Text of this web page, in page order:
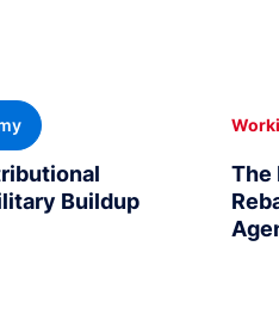
Buildup
The